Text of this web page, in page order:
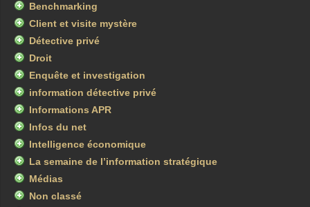
Benchmarking
Client et visite mystère
Détective privé
Droit
Enquête et investigation
information détective privé
Informations APR
Infos du net
Intelligence économique
La semaine de l’information stratégique
Médias
Non classé